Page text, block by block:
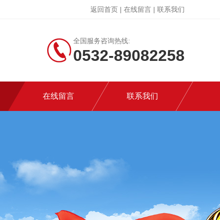
返回首页 | 在线留言 | 联系我们
全国服务咨询热线:
0532-89082258
在线留言 联系我们